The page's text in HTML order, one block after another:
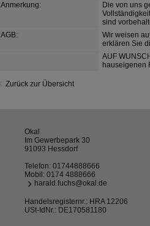
Anmerkung:
Die von uns
sind
AGB:
Wir weisen
erklären Sie
AUF
hauseigenen
Zurück zur Übersicht
Okal
Im Gewerbepark 30
91093 Hessdorf
Telefon:01744888666
Mobil:0174 4888666
harald.fuchs@okal.de
Handelsregisternr.: HRA 12206
USt-IdNr.: DE170581180